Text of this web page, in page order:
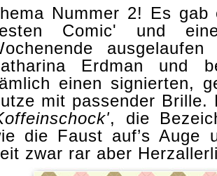
Nummer 2! Es
Comic' und
Erdman und
einen signierten,
mit passender Brille.
, die
die Faust auf’s Auge
zwar rar aber